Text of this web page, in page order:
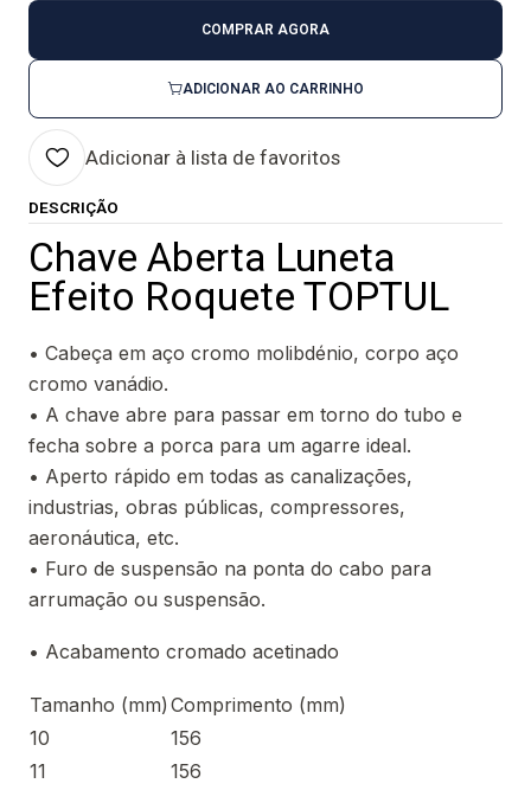
ADICIONAR AO CARRINHO
COMPRAR AGORA
Adicionar à lista de favoritos
DESCRIÇÃO
Chave Aberta Luneta
Efeito Roquete TOPTUL
• Cabeça em aço cromo molibdénio, corpo aço
cromo vanádio.
• A chave abre para passar em torno do tubo e
fecha sobre a porca para um agarre ideal.
• Aperto rápido em todas as canalizações,
industrias, obras públicas, compressores,
aeronáutica, etc.
• Furo de suspensão na ponta do cabo para
arrumação ou suspensão.
• Acabamento cromado acetinado
Tamanho (mm) Comprimento (mm)
10
156
11
156